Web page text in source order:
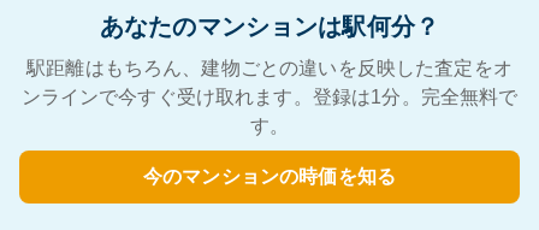
あなたのマンションは駅何分？
駅距離はもちろん、建物ごとの違いを反映した査定をオ
ンラインで今すぐ受け取れます。登録は1分。完全無料で
す。
今のマンションの時価を知る